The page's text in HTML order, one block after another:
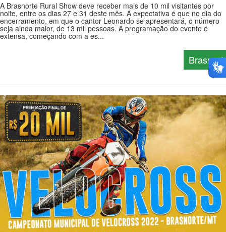
A Brasnorte Rural Show deve receber mais de 10 mil visitantes por
noite, entre os dias 27 e 31 deste mês. A expectativa é que no dia do
encerramento, em que o cantor Leonardo se apresentará, o número
seja ainda maior, de 13 mil pessoas. A programação do evento é
extensa, começando com a es...